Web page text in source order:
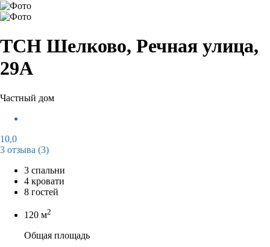
ТСН Шелково, Речная улица,
29А
Частный дом
10,0
3 отзыва (3)
3 спальни
4 кровати
8 гостей
120 м2
Общая площадь